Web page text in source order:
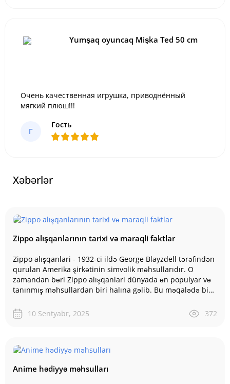
Yumşaq oyuncaq Mişka Ted 50 cm
Очень качественная игрушка, приводнённый
мягкий плюш!!!
Г
Гость
Xəbərlər
Zippo alışqanlarının tarixi və maraqli faktlar
Zippo alışqanlari - 1932-ci ildə George Blayzdell tərəfindən
qurulan Amerika şirkətinin simvolik məhsullarıdır. O
zamandan bəri Zippo alışqanlari dünyada ən populyar və
tanınmış məhsullardan biri halına gəlib. Bu məqalədə biz
10 Sentyabr, 2025
372
Anime hədiyyə məhsulları